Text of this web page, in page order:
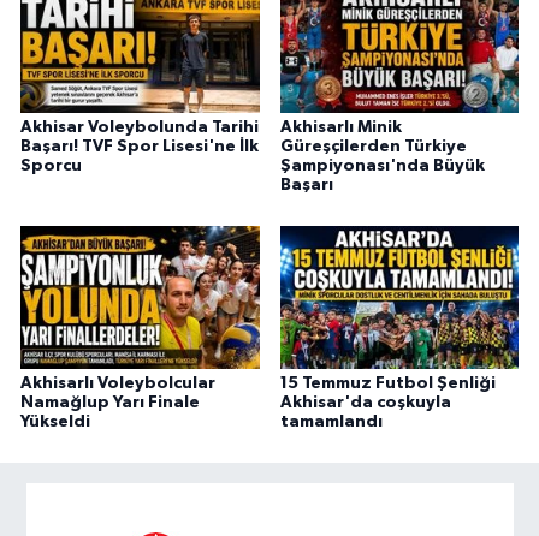
Akhisar Voleybolunda Tarihi
Başarı! TVF Spor Lisesi'ne İlk
Sporcu
Akhisarlı Minik
Güreşçilerden Türkiye
Şampiyonası'nda Büyük
Başarı
Akhisarlı Voleybolcular
Namağlup Yarı Finale
Yükseldi
15 Temmuz Futbol Şenliği
Akhisar'da coşkuyla
tamamlandı